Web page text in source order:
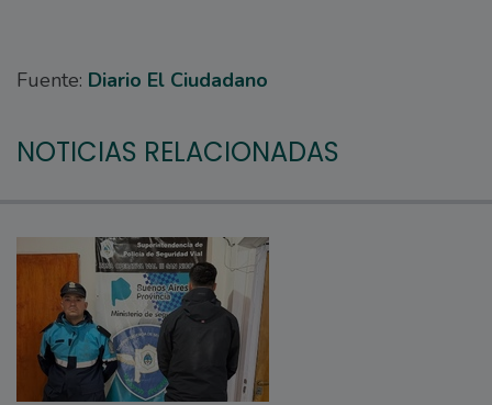
Fuente: Diario El Ciudadano
NOTICIAS RELACIONADAS